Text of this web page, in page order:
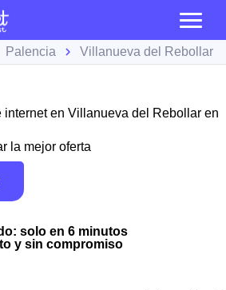
Palencia Villanueva del Rebollar
en Villanueva del Rebollar en
la mejor oferta
solo en 6 minutos
y sin compromiso